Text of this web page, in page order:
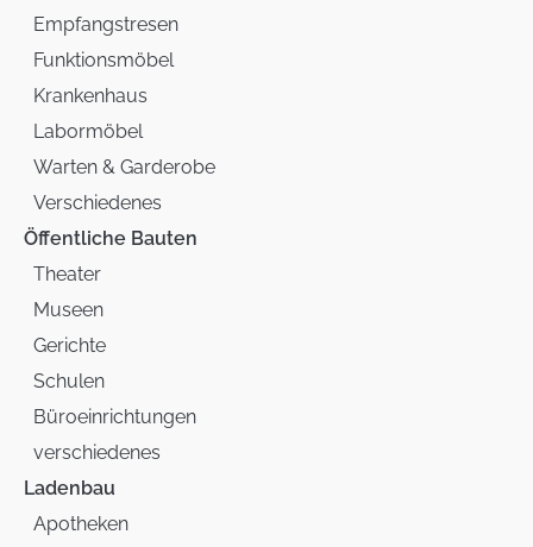
Empfangstresen
Funktionsmöbel
Krankenhaus
Labormöbel
Warten & Garderobe
Verschiedenes
Öffentliche Bauten
Theater
Museen
Gerichte
Schulen
Büroeinrichtungen
verschiedenes
Ladenbau
Apotheken